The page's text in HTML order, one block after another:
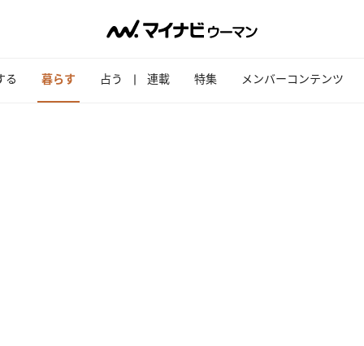
る 暮らす 占う 連載 特集 メンバーコンテンツ